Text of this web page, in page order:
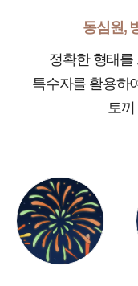
동심원,
정확한 형태를
특수자를 활용하
토끼